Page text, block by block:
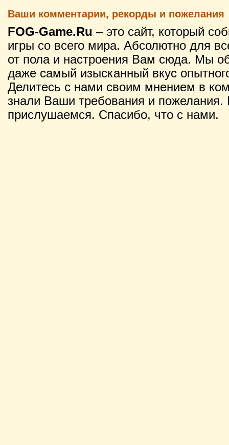
Ваши комментарии, рекорды и пожелания
FOG-Game.Ru – это сайт, который
игры со всего мира. Абсолютно для
от пола и настроения Вам сюда. Мы
даже самый изысканный вкус
Делитесь с нами своим мнением в
знали Ваши требования и
прислушаемся. Спасибо, что с нами.